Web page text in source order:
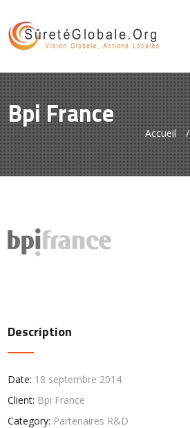
Bpi France
Accueil
Description
Date: 18 septembre 2014
Client: Bpi France
Category: Partenaires R&D